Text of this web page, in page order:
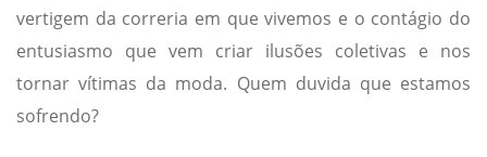
vertigem da correria em que vivemos e o contágio do
entusiasmo que vem criar ilusões coletivas e nos
tornar vítimas da moda. Quem duvida que estamos
sofrendo?